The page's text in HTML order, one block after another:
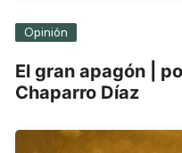
Opinión
El gran apagón |
Chaparro Díaz